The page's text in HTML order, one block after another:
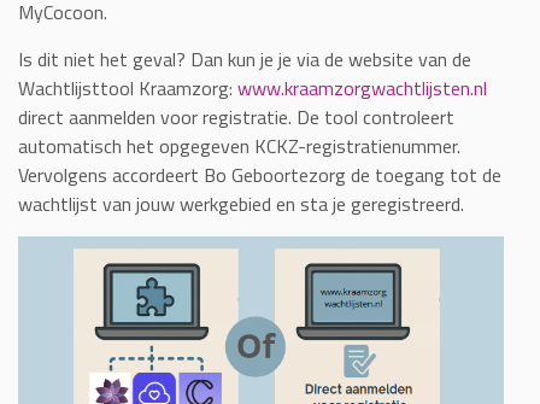
MyCocoon.
Is dit niet het geval? Dan kun je je via de website van de
Wachtlijsttool Kraamzorg: www.kraamzorgwachtlijsten.nl
direct aanmelden voor registratie. De tool controleert
automatisch het opgegeven KCKZ-registratienummer.
Vervolgens accordeert Bo Geboortezorg de toegang tot de
wachtlijst van jouw werkgebied en sta je geregistreerd.